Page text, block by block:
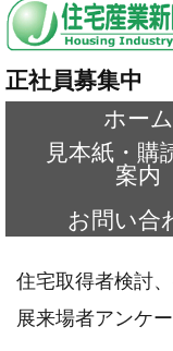
正社員募集中
ホーム
見本紙・購
案内
お問い合
住宅取得者検討
展来場者アンケ